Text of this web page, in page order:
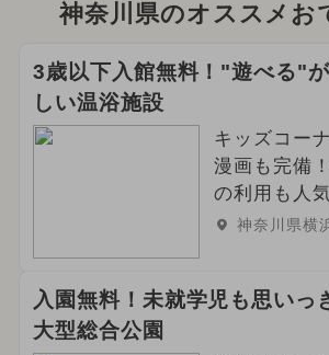
神奈川県のオススメお
3歳以下入館無料！"遊べる"
しい温浴施設
キッズコー
漫画も完備
の利用も人気
神奈川県横
入園無料！未就学児も思いっ
大型総合公園